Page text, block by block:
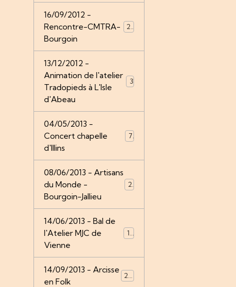
16/09/2012 -
Rencontre-CMTRA-
Bourgoin
26
13/12/2012 -
Animation de l'atelier
Tradopieds à L'Isle
d'Abeau
04/05/2013 -
Concert chapelle
d'Illins
7
08/06/2013 - Artisans
du Monde -
Bourgoin-Jallieu
21
14/06/2013 - Bal de
l'Atelier MJC de
Vienne
14
14/09/2013 - Arcisse
en Folk
24